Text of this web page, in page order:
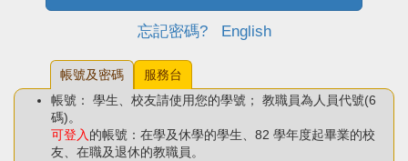
忘記密碼? English
帳號及密碼
服務台
帳號： 學生、校友請使用您的學號； 教職員為人員代號(6
碼)。
可登入 的帳號：在學及休學的學生、82 學年度起畢業的校
友、在職及退休的教職員。